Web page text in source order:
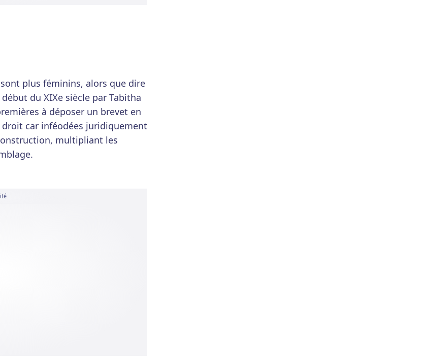
plus féminins, alors que dire
du XIXe siècle par Tabitha
à déposer un brevet en
droit car inféodées juridiquement
multipliant les